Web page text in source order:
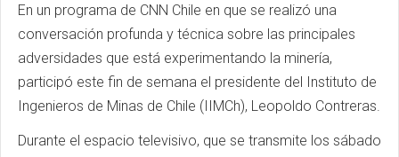
En un programa de CNN Chile en que se realizó una
conversación profunda y técnica sobre las principales
adversidades que está experimentando la minería,
participó este fin de semana el presidente del Instituto de
Ingenieros de Minas de Chile (IIMCh), Leopoldo Contreras.
Durante el espacio televisivo, que se transmite los sábado